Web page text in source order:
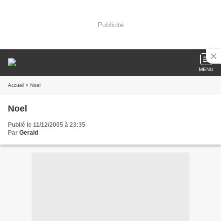
Publicité
MENU
Accueil » Noel
Noel
Publié le 11/12/2005 à 23:35
Par Gerald